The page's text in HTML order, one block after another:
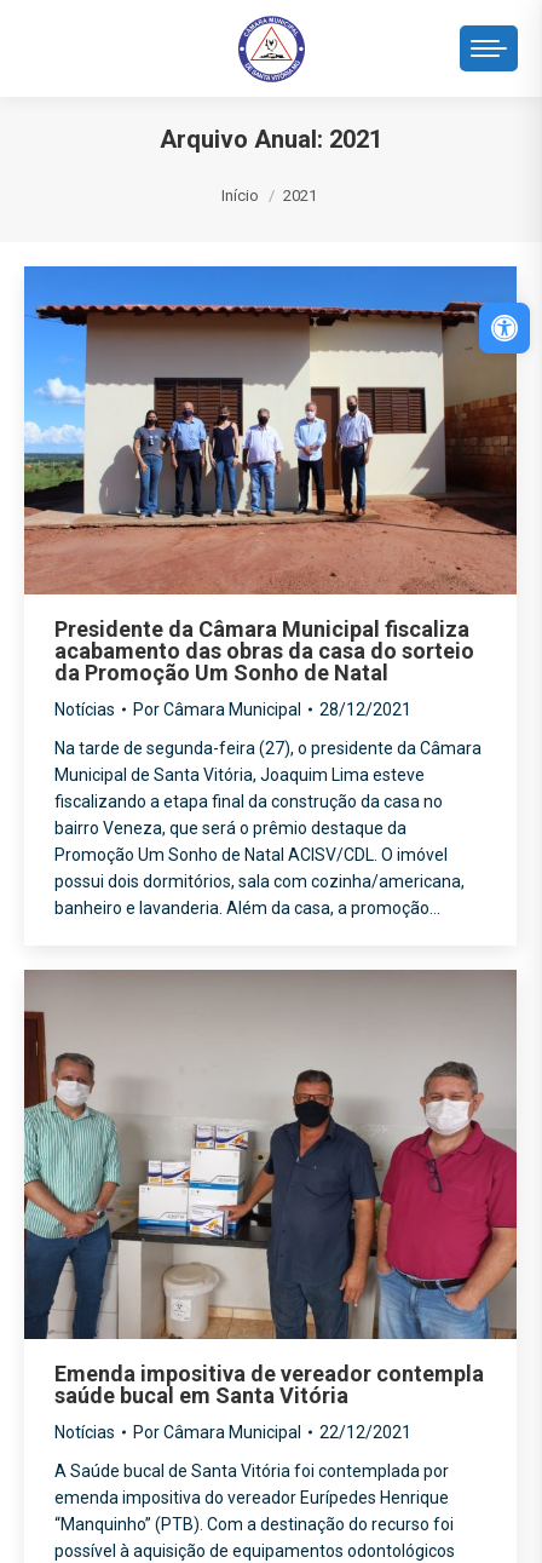
Arquivo Anual: 2021
Início 2021
Presidente da Câmara Municipal fiscaliza
acabamento das obras da casa do sorteio
da Promoção Um Sonho de Natal
Notícias PorCâmara Municipal
28/12/2021
Na tarde de segunda-feira (27), o presidente da Câmara
Municipal de Santa Vitória, Joaquim Lima esteve
fiscalizando a etapa final da construção da casa no
bairro Veneza, que será o prêmio destaque da
Promoção Um Sonho de Natal ACISV/CDL. O imóvel
possui dois dormitórios, sala com cozinha/americana,
banheiro e lavanderia. Além da casa, a promoção…
Emenda impositiva de vereador contempla
saúde bucal em Santa Vitória
Notícias PorCâmara Municipal
22/12/2021
A Saúde bucal de Santa Vitória foi contemplada por
emenda impositiva do vereador Eurípedes Henrique
“Manquinho” (PTB). Com a destinação do recurso foi
possível à aquisição de equipamentos odontológicos